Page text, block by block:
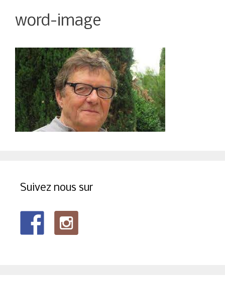
word-image
Suivez nous sur